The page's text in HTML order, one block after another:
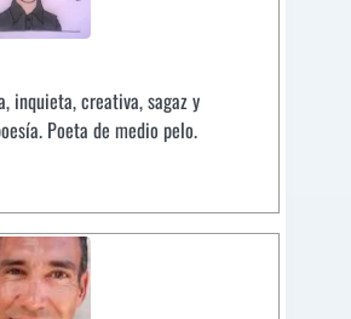
inquieta, creativa, sagaz y
Poeta de medio pelo.